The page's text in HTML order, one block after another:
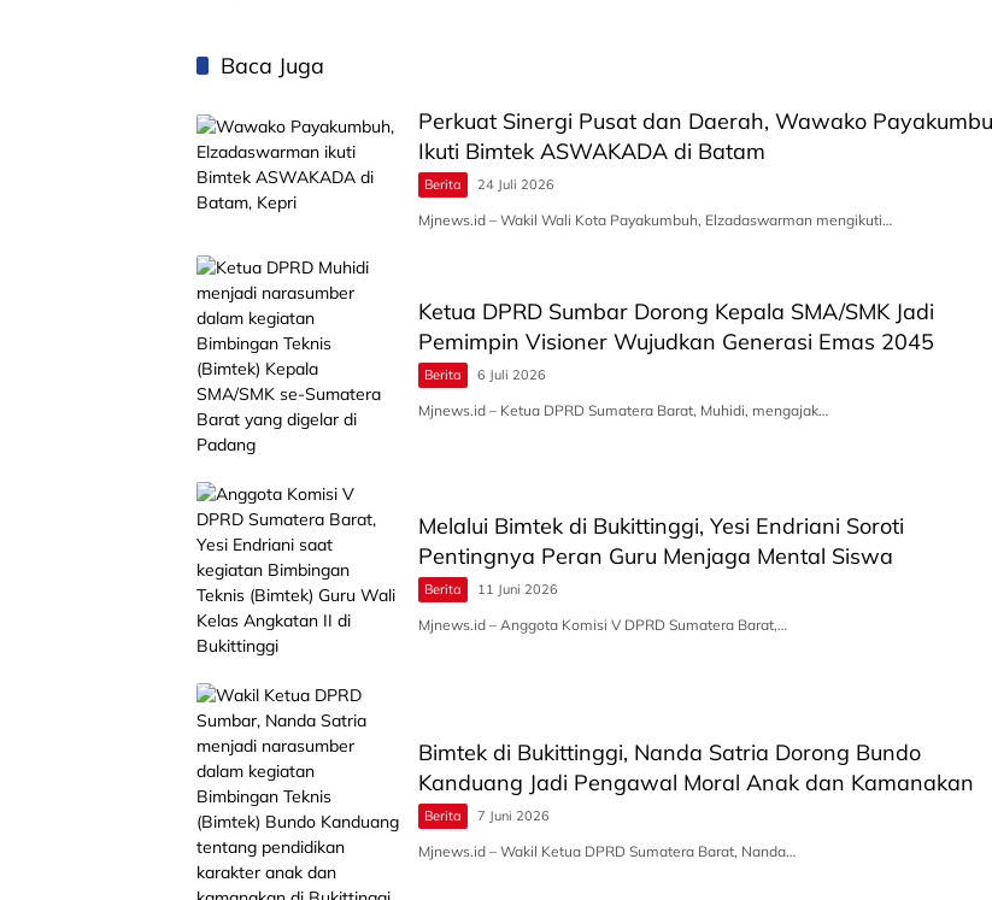
Baca Juga
Perkuat Sinergi Pusat dan Daerah, Wawako
Ikuti Bimtek ASWAKADA di Batam
Berita 24 Juli 2026
Mjnews.id – Wakil Wali Kota Payakumbuh, Elzadaswarman mengikuti…
Ketua DPRD Sumbar Dorong Kepala SMA/SMK Jadi
Pemimpin Visioner Wujudkan Generasi Emas 2045
Berita 6 Juli 2026
Mjnews.id – Ketua DPRD Sumatera Barat, Muhidi, mengajak…
Melalui Bimtek di Bukittinggi, Yesi Endriani Soroti
Pentingnya Peran Guru Menjaga Mental Siswa
Berita 11 Juni 2026
Mjnews.id – Anggota Komisi V DPRD Sumatera Barat,…
Bimtek di Bukittinggi, Nanda Satria Dorong Bundo
Kanduang Jadi Pengawal Moral Anak dan Kamanakan
Berita 7 Juni 2026
Mjnews.id – Wakil Ketua DPRD Sumatera Barat, Nanda…